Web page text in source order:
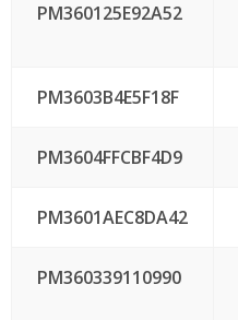
PM360125E92A52
PM3603B4E5F18F
PM3604FFCBF4D9
PM3601AEC8DA42
PM360339110990